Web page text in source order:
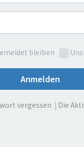
bleiben
Anmelden
vergessen
Die